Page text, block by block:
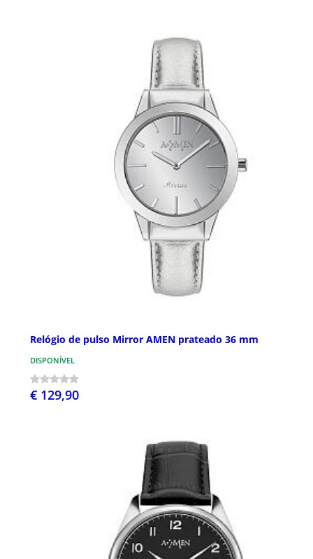
Relógio de pulso Mirror AMEN prateado 36 mm
DISPONÍVEL
€ 129,90